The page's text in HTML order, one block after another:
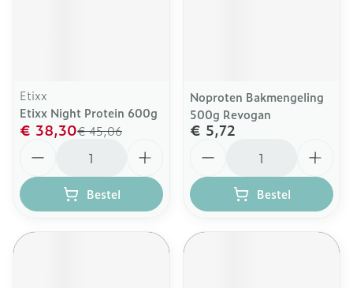
Etixx
Etixx Night Protein 600g
€ 45,06
€ 38,30
Bestel
Noproten Bakmengeling
500g Revogan
€ 5,72
Bestel